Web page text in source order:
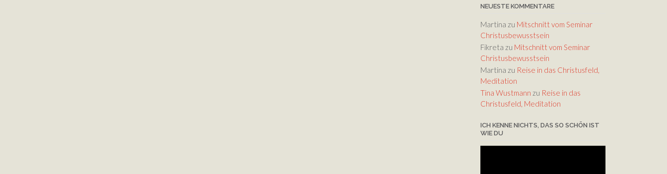
NEUESTE KOMMENTARE
Martina zu Mitschnitt vom Seminar
Christusbewusstsein
Fikreta zu Mitschnitt vom Seminar
Christusbewusstsein
Martina zu Reise in das Christusfeld,
Meditation
Tina Wustmann zu Reise in das
Christusfeld, Meditation
ICH KENNE NICHTS, DAS SO SCHÖN IST
WIE DU